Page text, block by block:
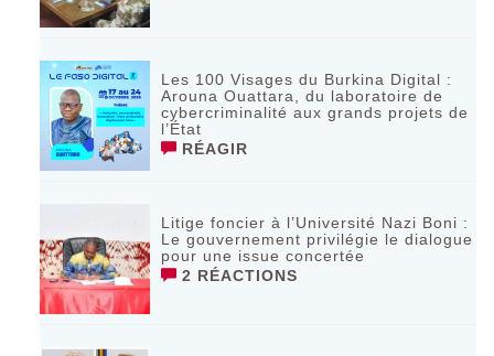
Les 100 Visages du Burkina Digital :
Arouna Ouattara, du laboratoire de
cybercriminalité aux grands projets de
l’État
RÉAGIR
Litige foncier à l’Université Nazi Boni :
Le gouvernement privilégie le dialogue
pour une issue concertée
2 RÉACTIONS